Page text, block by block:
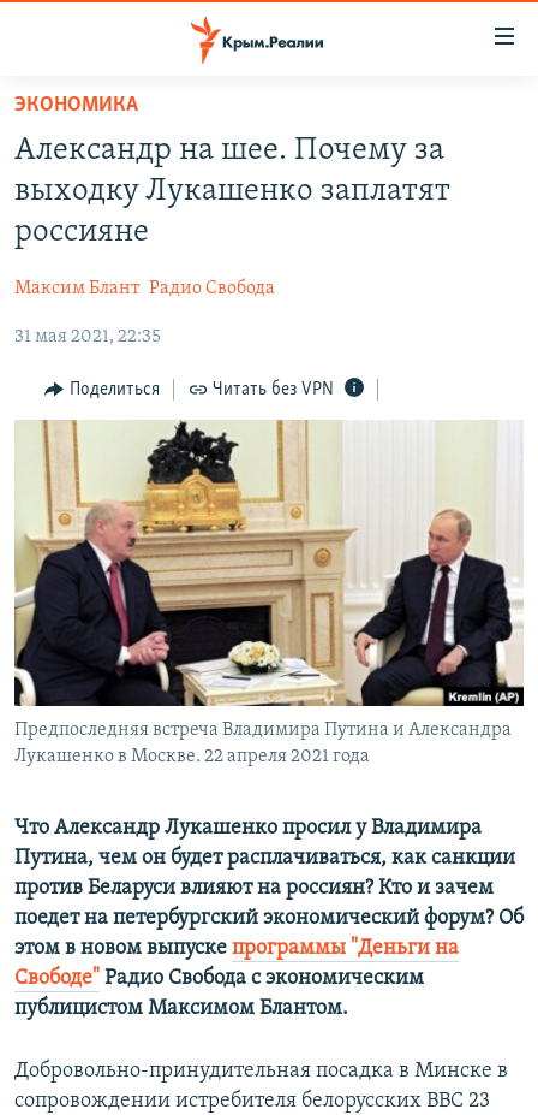
Вернуться
основному
содержанию
главной
Вернутся
поиску
СПЕЦПРОЕКТЫ
11 ЛЕТ ОККУПАЦИИ КРЫМА. 11 ИСТОРИЙ СОПРОТИВЛЕНИЯ
ЕЩЕ
ИНТЕРАКТИВ
ИНФОГРАФИКА
ТЕЛЕПРОЕКТ КРЫМ.РЕАЛИИ
СОВЕТЫ ПРАВОЗАЩИТНИКОВ
ПРОПАВШИЕ БЕЗ ВЕСТИ
ПОБЕДИТЕЛЕЙ НЕ СУДЯТ?
КРЫМ.НЕПОКОРЕННЫЙ
УКРАИНСКАЯ ПРОБЛЕМА КРЫМА
РАДІО СВОБОДА
КАК ОБОЙТИ БЛОКИРОВКУ
Українською
Qırımtatar
ПРИСОЕДИНЯЙТЕСЬ!
Все сайты RFE/RL
ЭКОНОМИКА
Александр на шее. Почему за
выходку Лукашенко заплатят
россияне
Максим Блант Радио Свобода
31 мая 2021, 22:35
Поделиться Читать без VPN
Предпоследняя встреча Владимира Путина и Александра
Лукашенко в Москве. 22 апреля 2021 года
Что Александр Лукашенко просил у Владимира
Путина, чем он будет расплачиваться, как санкции
против Беларуси влияют на россиян? Кто и зачем
поедет на петербургский экономический форум? Об
этом в новом выпуске программы "Деньги на
Свободе" Радио Свобода с экономическим
публицистом Максимом Блантом.
Добровольно-принудительная посадка в Минске в
сопровождении истребителя белорусских ВВС 23